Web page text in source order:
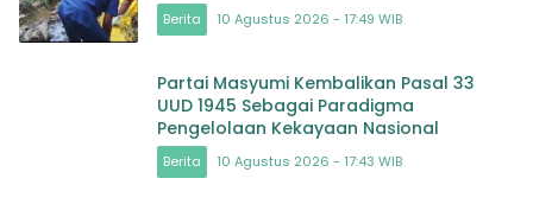
Berita 10 Agustus 2026 - 17:49 WIB
Partai Masyumi Kembalikan Pasal 33
UUD 1945 Sebagai Paradigma
Pengelolaan Kekayaan Nasional
Berita 10 Agustus 2026 - 17:43 WIB